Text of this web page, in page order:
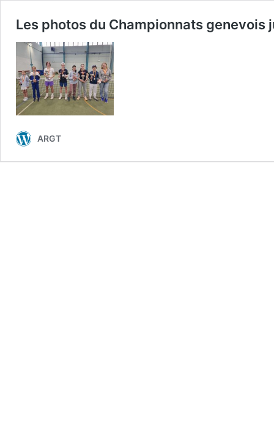
Les photos du Championnats genevois
ARGT